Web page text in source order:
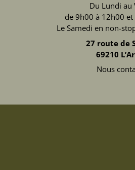
Du Lundi au
de 9h00 à 12h00
Le Samedi en non-
27 route de
69210
Nous